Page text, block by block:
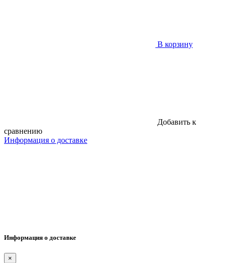
В корзину
Добавить к
сравнению
Информация о доставке
Информация о доставке
×